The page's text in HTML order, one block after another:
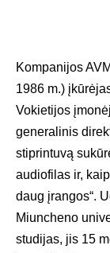
Kompanijos
1986 m.)
Vokietijos
generalinis
stiprintuvą
audiofilas ir,
daug įrangos“.
Miuncheno
studijas, jis 15